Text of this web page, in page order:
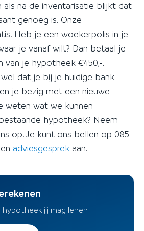
als na de inventarisatie blijkt dat
genoeg is. Onze
Heb je een woekerpolis in je
je vanaf wilt? Dan betaal je
je hypotheek €450,-.
dat je bij je huidige bank
je bezig met een nieuwe
weten wat we kunnen
hypotheek? Neem
op. Je kunt ons bellen op 085-
adviesgesprek aan.
jij mag lenen